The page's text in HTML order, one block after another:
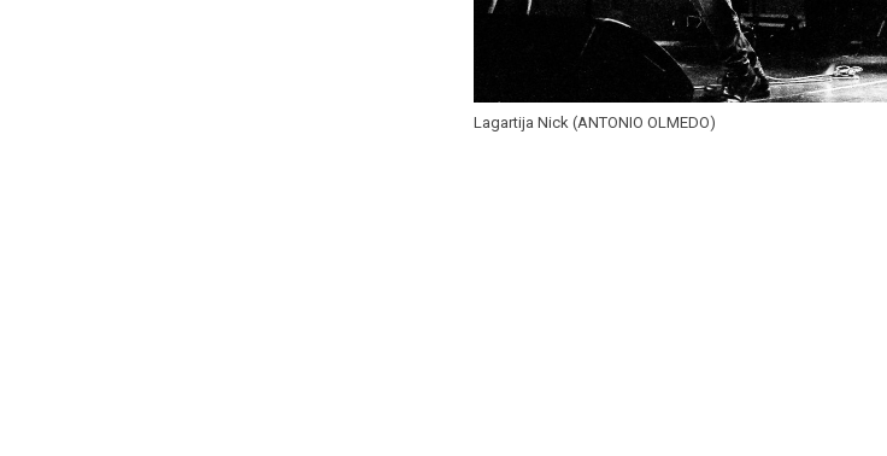
Lagartija Nick (ANTONIO OLMEDO)